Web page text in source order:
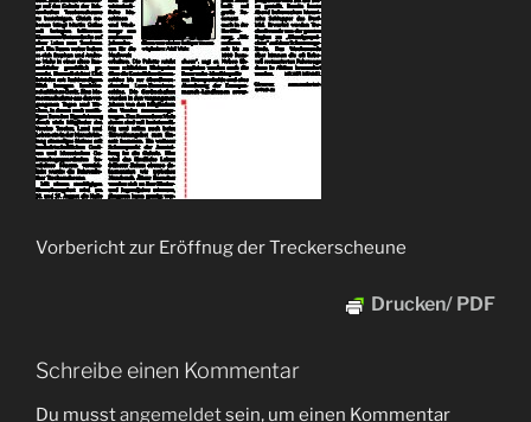
Vorbericht zur Eröffnug der Treckerscheune
Drucken/ PDF
Schreibe einen Kommentar
Du musstangemeldetsein, um einen Kommentar